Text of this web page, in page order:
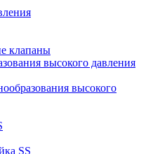
клапаны
высокого давления
высокого
SS